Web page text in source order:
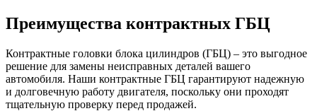
Преимущества контрактных ГБЦ
Контрактные головки блока цилиндров (ГБЦ) – это выгодное
решение для замены неисправных деталей вашего
автомобиля. Наши контрактные ГБЦ гарантируют надежную
и долговечную работу двигателя, поскольку они проходят
тщательную проверку перед продажей.